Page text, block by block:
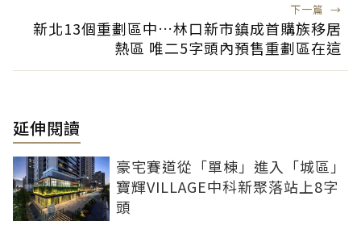
下一篇 →
新北13個重劃區中…林口新市鎮成首購族移居
熱區 唯二5字頭內預售重劃區在這
延伸閱讀
豪宅賽道從「單棟」進入「城區」
寶輝VILLAGE中科新聚落站上8字
頭